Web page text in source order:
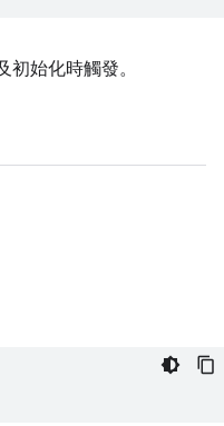
始化時觸發。